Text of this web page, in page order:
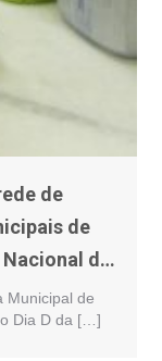
de
de
Nacional de
de
Municipal de
Dia D da […]